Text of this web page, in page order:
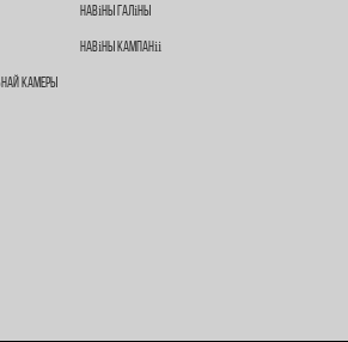
Камеры
Навіны Галіны
Навіны Кампаніі